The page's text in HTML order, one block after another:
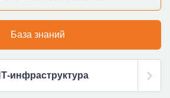
База знаний
инфраструктура